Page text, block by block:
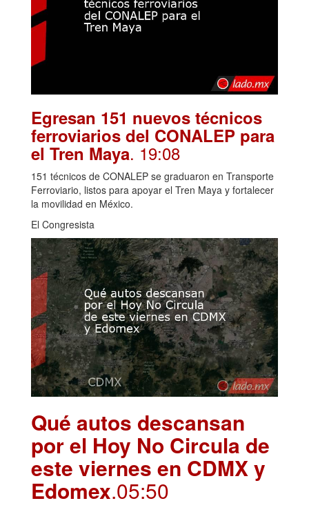
Egresan 151 nuevos técnicos
ferroviarios del CONALEP para
el Tren Maya. 19:08
151 técnicos de CONALEP se graduaron en Transporte
Ferroviario, listos para apoyar el Tren Maya y fortalecer
la movilidad en México.
El Congresista
Qué autos descansan
por el Hoy No Circula de
este viernes en CDMX y
Edomex.05:50